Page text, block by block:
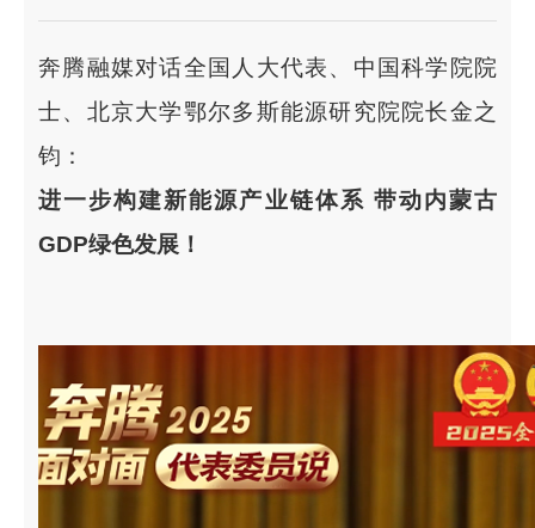
奔腾融媒对话全国人大代表、中国科学院院
士、北京大学鄂尔多斯能源研究院院长金之
钧：
进一步构建新能源产业链体系 带动内蒙古
GDP绿色发展！